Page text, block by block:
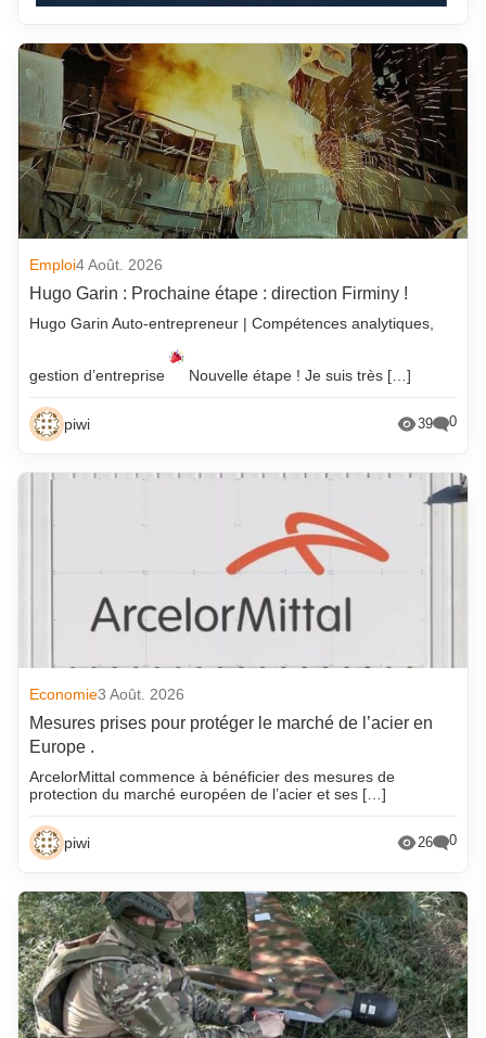
Emploi4 Août. 2026
Hugo Garin : Prochaine étape : direction Firminy !
Hugo Garin Auto-entrepreneur | Compétences analytiques,
gestion d’entreprise Nouvelle étape ! Je suis très […]
piwi 39 0
Economie3 Août. 2026
Mesures prises pour protéger le marché de l’acier en
Europe .
ArcelorMittal commence à bénéficier des mesures de
protection du marché européen de l’acier et ses […]
piwi 26 0